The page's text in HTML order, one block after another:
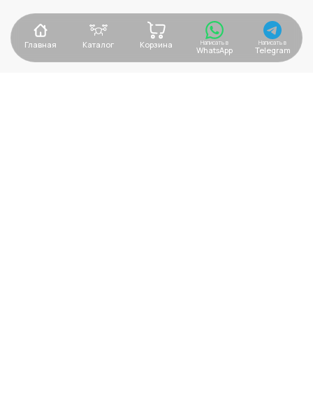
Главная Каталог Корзина Написать в
WhatsApp
Написать в
Telegram